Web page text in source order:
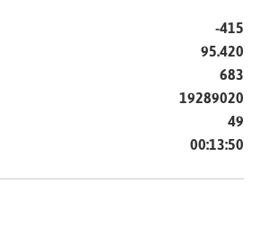
-415
95.420
683
19289020
49
00:13:50